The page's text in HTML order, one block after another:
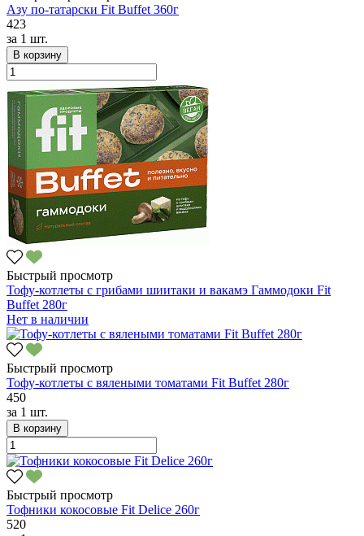
Азу по-татарски Fit Buffet 360г
423
за 1 шт.
В корзину
Быстрый просмотр
Тофу-котлеты с грибами шиитаки и вакамэ Гаммодоки Fit
Buffet 280г
Нет в наличии
Быстрый просмотр
Тофу-котлеты с вялеными томатами Fit Buffet 280г
450
за 1 шт.
В корзину
Быстрый просмотр
Тофники кокосовые Fit Delice 260г
520